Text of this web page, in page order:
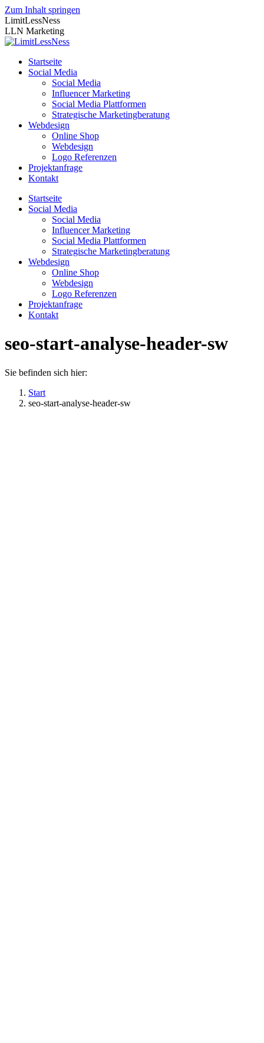
Zum Inhalt springen
LimitLessNess
LLN Marketing
Startseite
Social Media
Social Media
Influencer Marketing
Social Media Plattformen
Strategische Marketingberatung
Webdesign
Online Shop
Webdesign
Logo Referenzen
Projektanfrage
Kontakt
Startseite
Social Media
Social Media
Influencer Marketing
Social Media Plattformen
Strategische Marketingberatung
Webdesign
Online Shop
Webdesign
Logo Referenzen
Projektanfrage
Kontakt
seo-start-analyse-header-sw
Sie befinden sich hier:
Start
seo-start-analyse-header-sw